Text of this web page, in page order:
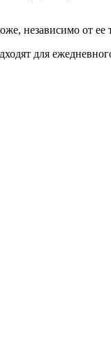
независимо от ее
для